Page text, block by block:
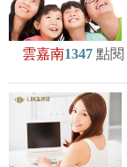
雲嘉南1347 點閱